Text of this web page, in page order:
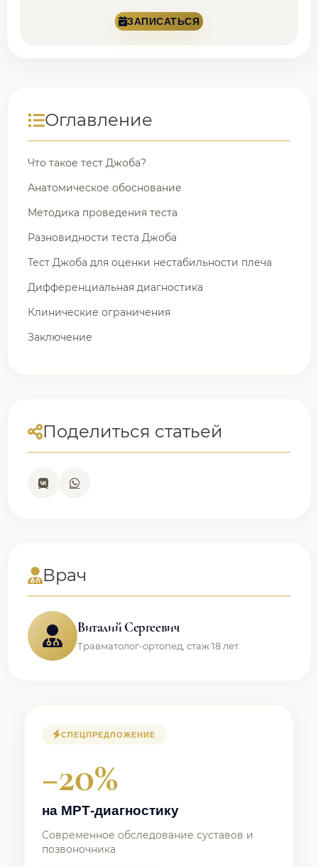
ЗАПИСАТЬСЯ
Оглавление
Что такое тест Джоба?
Анатомическое обоснование
Методика проведения теста
Разновидности теста Джоба
Тест Джоба для оценки нестабильности плеча
Дифференциальная диагностика
Клинические ограничения
Заключение
Поделиться статьей
Врач
Виталий Сергеевич
Травматолог-ортопед, стаж 18 лет.
СПЕЦПРЕДЛОЖЕНИЕ
−20%
на МРТ-диагностику
Современное обследование суставов и
позвоночника